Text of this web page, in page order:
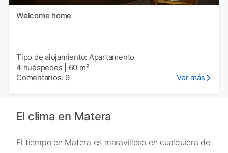
Welcome home
Tipo de alojamiento: Apartamento
4 huéspedes
60 m²
Comentarios: 9
Ver más
El clima en Matera
El tiempo en Matera es maravilloso en cualquiera de